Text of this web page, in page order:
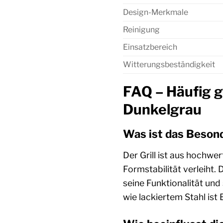
Design-Merkmale
Reinigung
Einsatzbereich
Witterungsbeständigkeit
FAQ – Häufig
Dunkelgrau
Was ist das
Der Grill ist aus
Formstabilität verleiht.
seine Funktionalität und
wie lackiertem Stahl ist